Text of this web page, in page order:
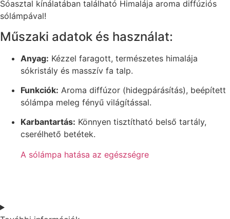
Sóasztal kínálatában található Himalája aroma diffúziós
sólámpával!
Műszaki adatok és használat:
Anyag: Kézzel faragott, természetes himalája
sókristály és masszív fa talp.
Funkciók: Aroma diffúzor (hidegpárásítás), beépített
sólámpa meleg fényű világítással.
Karbantartás: Könnyen tisztítható belső tartály,
cserélhető betétek.
A sólámpa hatása az egészségre